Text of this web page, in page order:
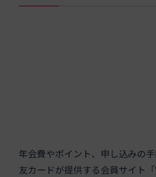
年会費やポイント、申し込みの
友カードが提供する会員サイト